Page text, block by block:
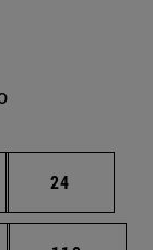
intermedias
Página
24